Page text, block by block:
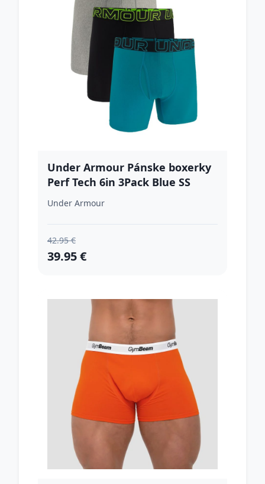
Under Armour Pánske boxerky
Perf Tech 6in 3Pack Blue SS
Under Armour
42.95 €
39.95 €